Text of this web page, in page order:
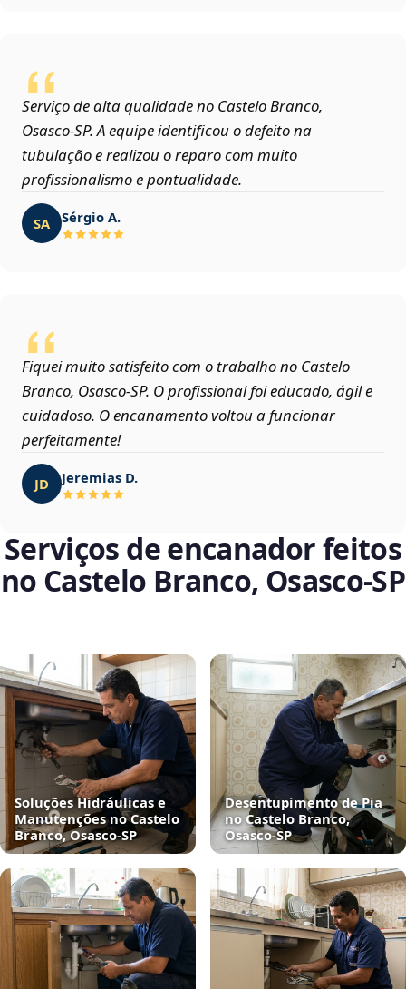
Serviço de alta qualidade no Castelo Branco,
Osasco‑SP. A equipe identificou o defeito na
tubulação e realizou o reparo com muito
profissionalismo e pontualidade.
SA Sérgio A.
Fiquei muito satisfeito com o trabalho no Castelo
Branco, Osasco‑SP. O profissional foi educado, ágil e
cuidadoso. O encanamento voltou a funcionar
perfeitamente!
JD Jeremias D.
Serviços de encanador feitos
no Castelo Branco, Osasco‑SP
Soluções Hidráulicas e
Manutenções no Castelo
Branco, Osasco‑SP
Desentupimento de Pia
no Castelo Branco,
Osasco‑SP